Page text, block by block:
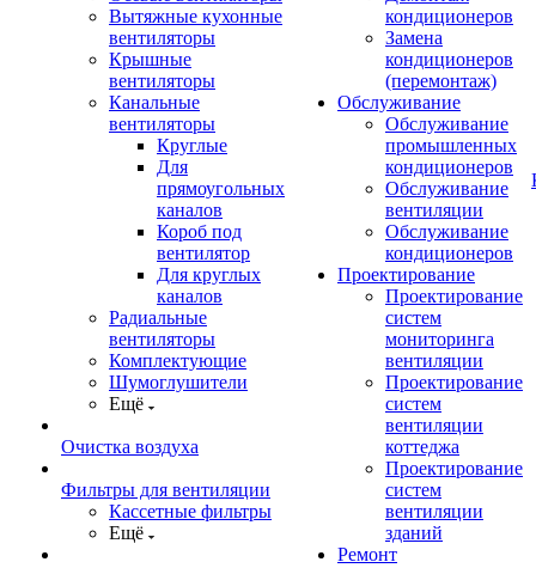
Вытяжные кухонные
вентиляторы
Крышные
вентиляторы
Канальные
вентиляторы
Круглые
Для
прямоугольных
каналов
Короб под
вентилятор
Для круглых
каналов
Радиальные
вентиляторы
Комплектующие
Шумоглушители
Ещё
Очистка воздуха
Фильтры для вентиляции
Кассетные фильтры
Ещё
кондиционеров
Замена
кондиционеров
(перемонтаж)
Обслуживание
Обслуживание
промышленных
кондиционеров
Обслуживание
вентиляции
Обслуживание
кондиционеров
Проектирование
Проектирование
систем
мониторинга
вентиляции
Проектирование
систем
вентиляции
коттеджа
Проектирование
систем
вентиляции
зданий
Ремонт